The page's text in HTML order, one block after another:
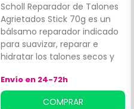
Scholl Reparador de Talones
Agrietados Stick 70g es un
bálsamo reparador indicado
para suavizar, reparar e
hidratar los talones secos y
urea, sal de Epsom y aceites
esenciales.
Envío en 24-72h
COMPRAR